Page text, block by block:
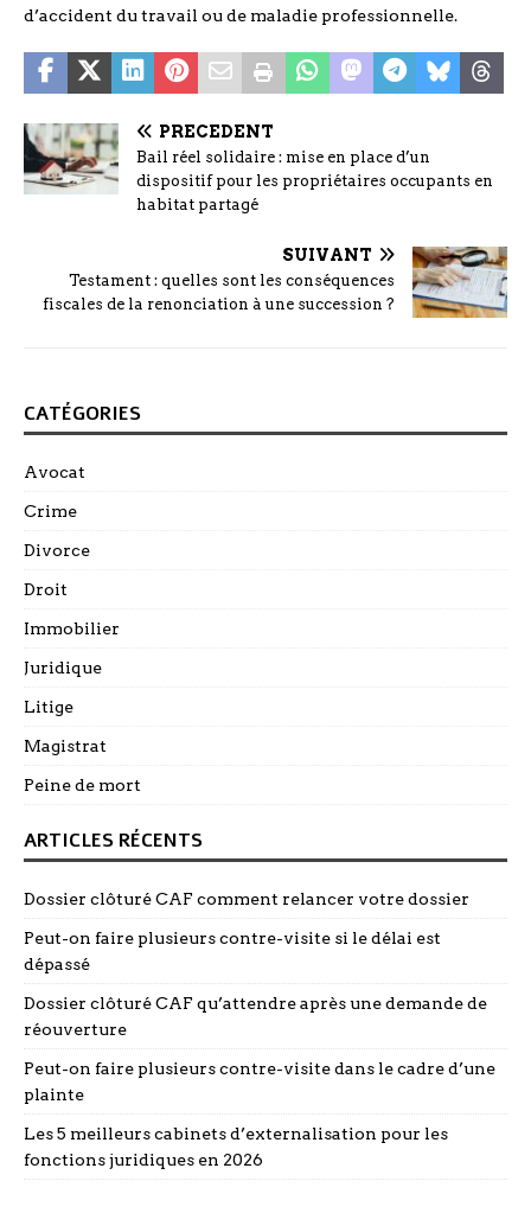
d’accident du travail ou de maladie professionnelle.
PRÉCÉDENT
Bail réel solidaire : mise en place d’un
dispositif pour les propriétaires occupants en
habitat partagé
SUIVANT
Testament : quelles sont les conséquences
fiscales de la renonciation à une succession ?
CATÉGORIES
Avocat
Crime
Divorce
Droit
Immobilier
Juridique
Litige
Magistrat
Peine de mort
ARTICLES RÉCENTS
Dossier clôturé CAF comment relancer votre dossier
Peut-on faire plusieurs contre-visite si le délai est
dépassé
Dossier clôturé CAF qu’attendre après une demande de
réouverture
Peut-on faire plusieurs contre-visite dans le cadre d’une
plainte
Les 5 meilleurs cabinets d’externalisation pour les
fonctions juridiques en 2026